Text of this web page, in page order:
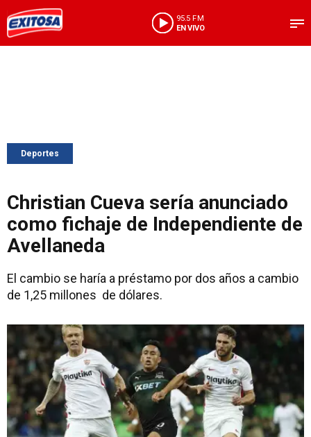
95.5 FM
EN VIVO
Deportes
Christian Cueva sería anunciado
como fichaje de Independiente de
Avellaneda
El cambio se haría a préstamo por dos años a cambio
de 1,25 millones de dólares.